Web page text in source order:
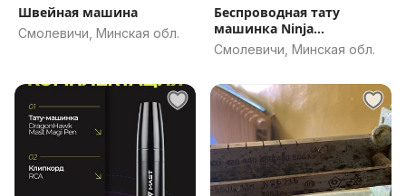
Швейная машина
Смолевичи, Минская обл.
Беспроводная тату
машинка Ninja
перманент
Смолевичи, Минская обл.